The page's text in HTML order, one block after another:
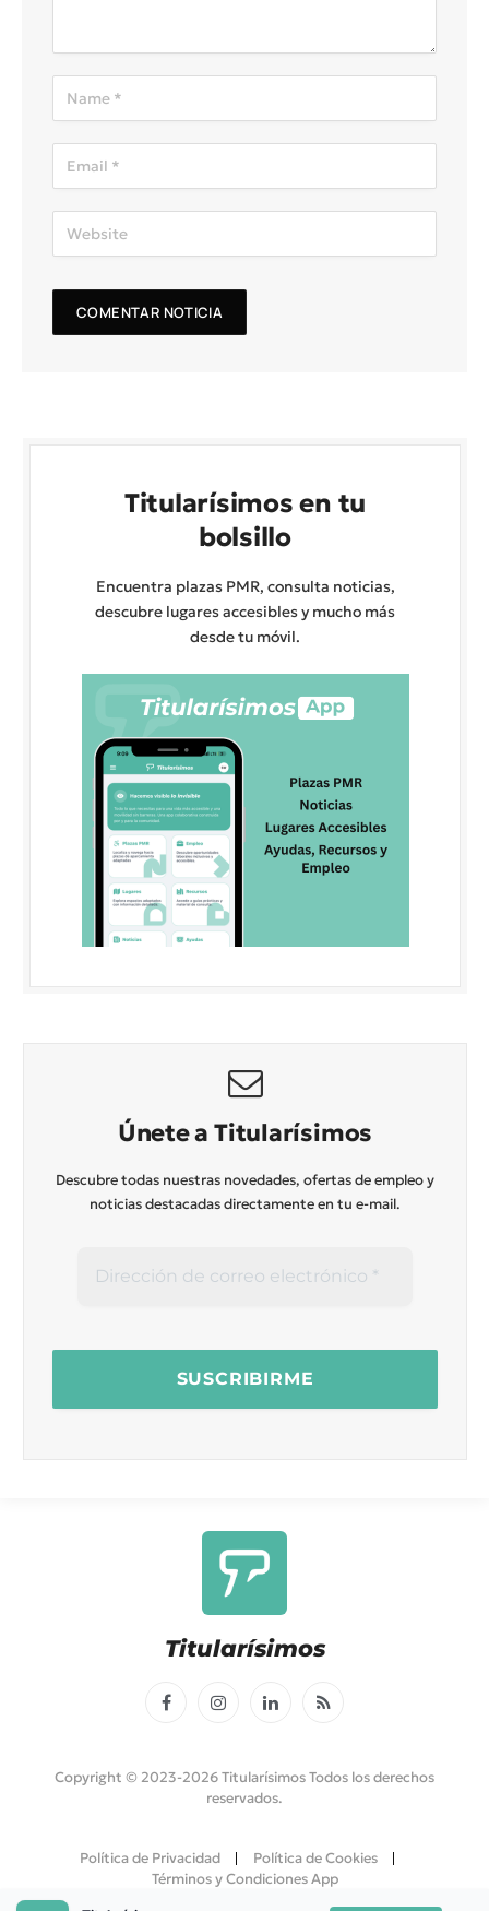
Titularísimos en tu
bolsillo
Encuentra plazas PMR, consulta noticias,
descubre lugares accesibles y mucho más
desde tu móvil.
Únete a Titularísimos
Descubre todas nuestras novedades, ofertas de empleo y
noticias destacadas directamente en tu e-mail.
Titularísimos
FacebookInstagramLinkedInRSS
Copyright © 2023-2026 Titularísimos Todos los derechos
reservados.
Política de Privacidad
Política de Cookies
Términos y Condiciones App